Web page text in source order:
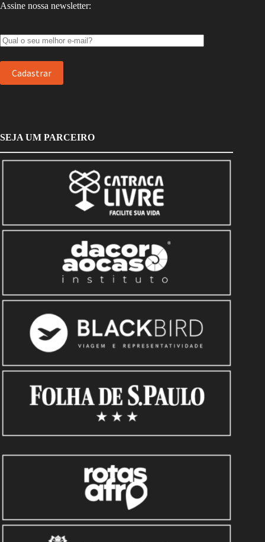
Assine nossa newsletter:
SEJA UM PARCEIRO